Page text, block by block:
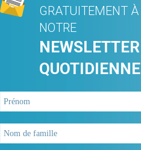
GRATUITEMENT À
NOTRE
NEWSLETTER
QUOTIDIENNE